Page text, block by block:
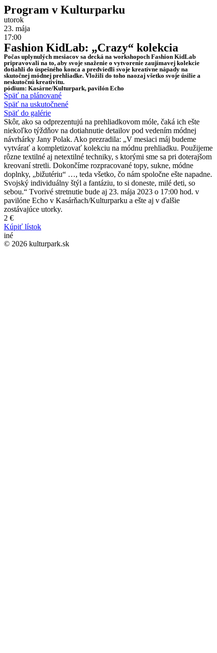
Program v Kulturparku
utorok
23. mája
17:00
Fashion KidLab: „Crazy“ kolekcia
Počas uplynulých mesiacov sa decká na workshopoch Fashion KidLab
pripravovali na to, aby svoje snaženie o vytvorenie zaujímavej kolekcie
dotiahli do úspešného konca a predviedli svoje kreatívne nápady na
skutočnej módnej prehliadke. Vložili do toho naozaj všetko svoje úsilie a
neskutočnú kreativitu.
pódium: Kasárne/Kulturpark, pavilón Echo
Späť na plánované
Späť na uskutočnené
Späť do galérie
Skôr, ako sa odprezentujú na prehliadkovom móle, čaká ich ešte
niekoľko týždňov na dotiahnutie detailov pod vedením módnej
návrhárky Jany Polak. Ako prezradila: „V mesiaci máj budeme
vytvárať a kompletizovať kolekciu na módnu prehliadku. Použijeme
rôzne textilné aj netextilné techniky, s ktorými sme sa pri doterajšom
kreovaní stretli. Dokončíme rozpracované topy, sukne, módne
doplnky, „bižutériu“ …, teda všetko, čo nám spoločne ešte napadne.
Svojský individuálny štýl a fantáziu, to si doneste, milé deti, so
sebou.“ Tvorivé stretnutie bude aj 23. mája 2023 o 17:00 hod. v
pavilóne Echo v Kasárňach/Kulturparku a ešte aj v ďalšie
zostávajúce utorky.
2 €
Kúpiť lístok
iné
© 2026 kulturpark.sk